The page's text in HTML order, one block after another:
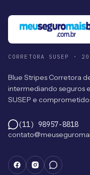
CORRETORA SUSEP ·
Blue Stripes Corretora
intermediando seguros
SUSEP e
(11) 98957-8818